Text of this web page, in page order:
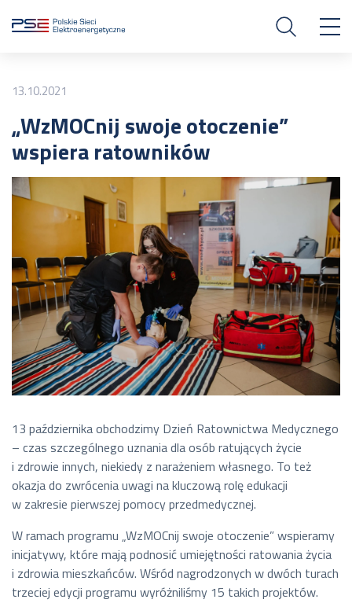
13.10.2021
„WzMOCnij swoje otoczenie”
wspiera ratowników
13 października obchodzimy Dzień Ratownictwa Medycznego
– czas szczególnego uznania dla osób ratujących życie
i zdrowie innych, niekiedy z narażeniem własnego. To też
okazja do zwrócenia uwagi na kluczową rolę edukacji
w zakresie pierwszej pomocy przedmedycznej.
W ramach programu „WzMOCnij swoje otoczenie” wspieramy
inicjatywy, które mają podnosić umiejętności ratowania życia
i zdrowia mieszkańców. Wśród nagrodzonych w dwóch turach
trzeciej edycji programu wyróżniliśmy 15 takich projektów.